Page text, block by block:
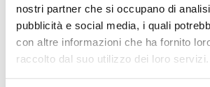
nostri partner che si occupano di
pubblicità e social media, i quali
con altre informazioni che ha fornito
raccolto dal suo utilizzo dei loro servizi.
Spedizione